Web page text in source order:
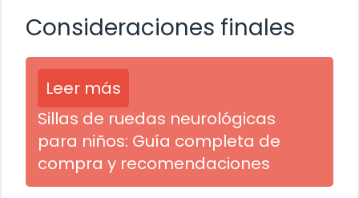
Consideraciones finales
Leer más
Sillas de ruedas neurológicas
para niños: Guía completa de
compra y recomendaciones